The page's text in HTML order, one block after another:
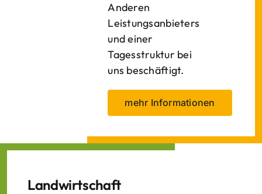
Anderen
Leistungsanbieters
und einer
Tagesstruktur bei
uns beschäftigt.
mehr Informationen
Landwirtschaft